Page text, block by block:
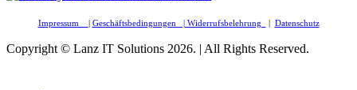
Impressum | Geschäftsbedingungen | Widerrufsbelehrung | Datenschutz
Copyright © Lanz IT Solutions 2026. | All Rights Reserved.